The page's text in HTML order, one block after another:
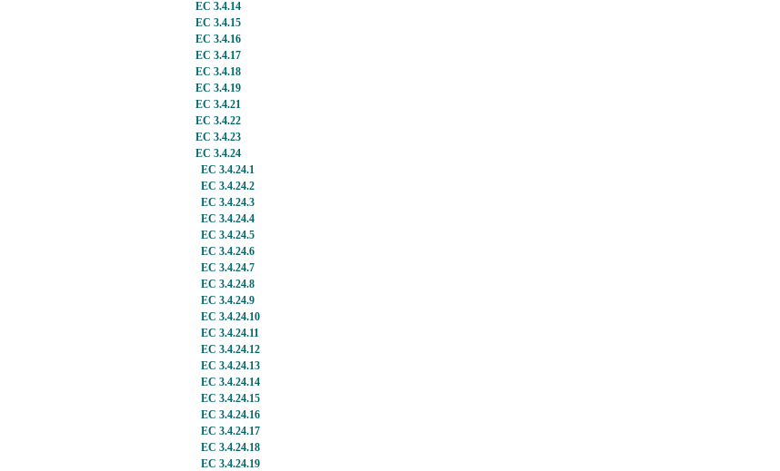
EC 3.4.14
EC 3.4.15
EC 3.4.16
EC 3.4.17
EC 3.4.18
EC 3.4.19
EC 3.4.21
EC 3.4.22
EC 3.4.23
EC 3.4.24
EC 3.4.24.1
EC 3.4.24.2
EC 3.4.24.3
EC 3.4.24.4
EC 3.4.24.5
EC 3.4.24.6
EC 3.4.24.7
EC 3.4.24.8
EC 3.4.24.9
EC 3.4.24.10
EC 3.4.24.11
EC 3.4.24.12
EC 3.4.24.13
EC 3.4.24.14
EC 3.4.24.15
EC 3.4.24.16
EC 3.4.24.17
EC 3.4.24.18
EC 3.4.24.19